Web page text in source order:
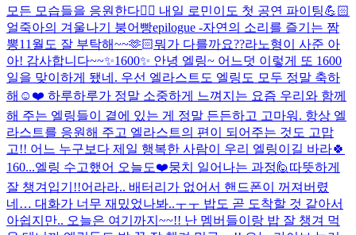
모든 모습들을 응원한다👍🏻 내일 로민이도 첫 공연 파이팅💪🏻
얼죽아의 겨울나기 붕어빵epilogue -자연의 소리를 즐기는 짬
뽕11월도 잘 부탁해~~🫶🏻뭐가 다를까요??라노형이 사준 아
아! 감사합니다~~✨1600✨ 안녕 엘링~ 어느덧 이렇게 또 1600
일을 맞이하게 됐네. 우선 엘라스트도 엘링도 모두 정말 축하
해☺️❤️ 하루하루가 정말 소중하게 느껴지는 요즘 우리와 함께
해 주는 엘링들이 곁에 있는 게 정말 든든하고 고마워. 항상 엘
라스트를 응원해 주고 엘라스트의 편이 되어주는 것도 고맙
고!! 어느 누구보다 제일 행복한 사람이 우리 엘링이길 바라🍀
160...엘링 수고했어 오늘도❤️뭉치 일어나는 과정🙋 따뜻하게
잘 챙겨입기!!어라라.. 배터리가 없어서 핸드폰이 꺼져버렸
네… 대화가 너무 재밌었나봐..ㅜㅜ 밥도 곧 도착할 것 같아서
아쉽지만.. 오늘은 여기까지~~!! 난 멤버들이랑 밥 잘 챙겨 먹